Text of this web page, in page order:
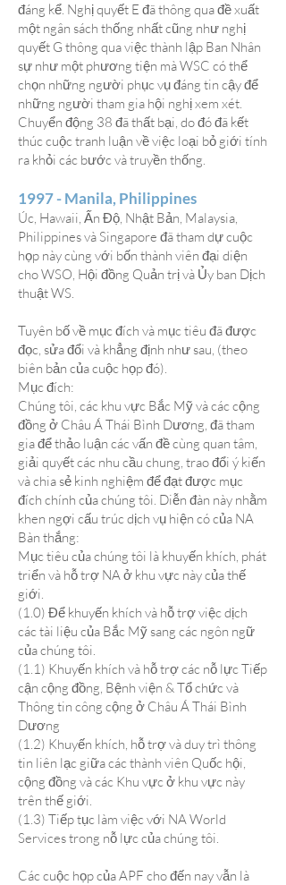
đáng kể. Nghị quyết E đã thông qua đề xuất
một ngân sách thống nhất cũng như nghị
quyết G thông qua việc thành lập Ban Nhân
sự như một phương tiện mà WSC có thể
chọn những người phục vụ đáng tin cậy để
những người tham gia hội nghị xem xét.
Chuyển động 38 đã thất bại, do đó đã kết
thúc cuộc tranh luận về việc loại bỏ giới tính
ra khỏi các bước và truyền thống.
1997 - Manila, Philippines
Úc, Hawaii, Ấn Độ, Nhật Bản, Malaysia,
Philippines và Singapore đã tham dự cuộc
họp này cùng với bốn thành viên đại diện
cho WSO, Hội đồng Quản trị và Ủy ban Dịch
thuật WS.
Tuyên bố về mục đích và mục tiêu đã được
đọc, sửa đổi và khẳng định như sau, (theo
biên bản của cuộc họp đó).
Mục đích:
Chúng tôi, các khu vực Bắc Mỹ và các cộng
đồng ở Châu Á Thái Bình Dương, đã tham
gia để thảo luận các vấn đề cùng quan tâm,
giải quyết các nhu cầu chung, trao đổi ý kiến
và chia sẻ kinh nghiệm để đạt được mục
đích chính của chúng tôi. Diễn đàn này nhằm
khen ngợi cấu trúc dịch vụ hiện có của NA
Bàn thắng:
Mục tiêu của chúng tôi là khuyến khích, phát
triển và hỗ trợ NA ở khu vực này của thế
giới.
(1.0) Để khuyến khích và hỗ trợ việc dịch
các tài liệu của Bắc Mỹ sang các ngôn ngữ
của chúng tôi.
(1.1) Khuyến khích và hỗ trợ các nỗ lực Tiếp
cận cộng đồng, Bệnh viện & Tổ chức và
Thông tin công cộng ở Châu Á Thái Bình
Dương
(1.2) Khuyến khích, hỗ trợ và duy trì thông
tin liên lạc giữa các thành viên Quốc hội,
cộng đồng và các Khu vực ở khu vực này
trên thế giới.
(1.3) Tiếp tục làm việc với NA World
Services trong nỗ lực của chúng tôi.
Các cuộc họp của APF cho đến nay vẫn là